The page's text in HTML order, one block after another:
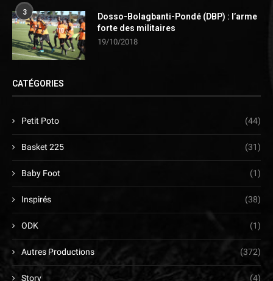
3
Dosso-Bolagbanti-Pondé (DBP) : l’arme
forte des militaires
19/10/2018
CATÉGORIES
Petit Poto (44)
Basket 225 (31)
Baby Foot (1)
Inspirés (38)
ODK (1)
Autres Productions (372)
Story (4)